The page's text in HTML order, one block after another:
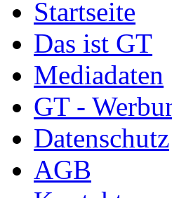
Startseite
Das ist GT
Mediadaten
GT -
Datenschutz
AGB